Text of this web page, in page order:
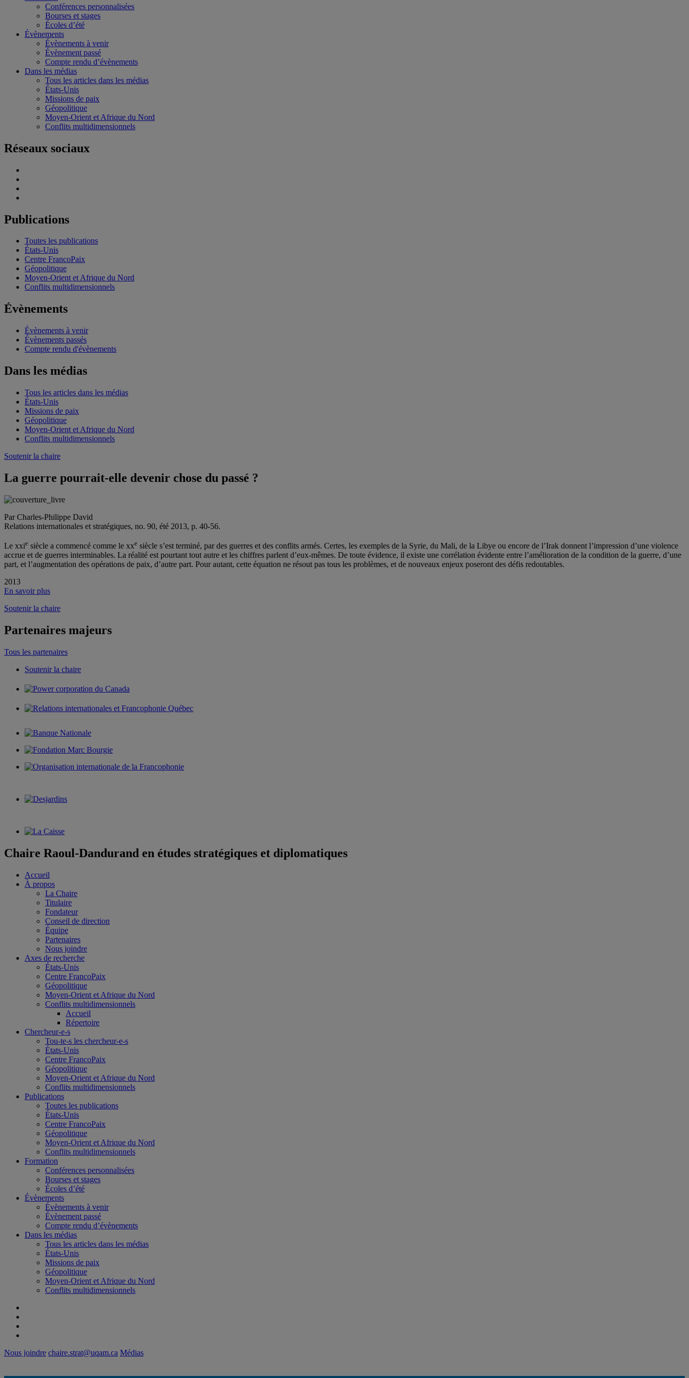
Conférences personnalisées
Bourses et stages
Écoles d’été
Évènements
Évènements à venir
Évènement passé
Compte rendu d’évènements
Dans les médias
Tous les articles dans les médias
États-Unis
Missions de paix
Géopolitique
Moyen-Orient et Afrique du Nord
Conflits multidimensionnels
Réseaux sociaux
Publications
Toutes les publications
États-Unis
Centre FrancoPaix
Géopolitique
Moyen-Orient et Afrique du Nord
Conflits multidimensionnels
Évènements
Évènements à venir
Évènements passés
Compte rendu d'évènements
Dans les médias
Tous les articles dans les médias
États-Unis
Missions de paix
Géopolitique
Moyen-Orient et Afrique du Nord
Conflits multidimensionnels
Soutenir la chaire
La guerre pourrait-elle devenir chose du passé ?
Par Charles-Philippe David
Relations internationales et stratégiques, no. 90, été 2013, p. 40-56.
Le xxie siècle a commencé comme le xxe siècle s’est terminé, par des guerres et des conflits armés. Certes, les exemples de la Syrie, du Mali, de la Libye ou encore de l’Irak donnent l’impression d’une violence
accrue et de guerres interminables. La réalité est pourtant tout autre et les chiffres parlent d’eux-mêmes. De toute évidence, il existe une corrélation évidente entre l’amélioration de la condition de la guerre, d’une
part, et l’augmentation des opérations de paix, d’autre part. Pour autant, cette équation ne résout pas tous les problèmes, et de nouveaux enjeux poseront des défis redoutables.
2013
En savoir plus
Soutenir la chaire
Partenaires majeurs
Tous les partenaires
Soutenir la chaire
Chaire Raoul-Dandurand en études stratégiques et diplomatiques
Accueil
À propos
La Chaire
Titulaire
Fondateur
Conseil de direction
Équipe
Partenaires
Nous joindre
Axes de recherche
États-Unis
Centre FrancoPaix
Géopolitique
Moyen-Orient et Afrique du Nord
Conflits multidimensionnels
Accueil
Répertoire
Chercheur-e-s
Tou-te-s les chercheur-e-s
États-Unis
Centre FrancoPaix
Géopolitique
Moyen-Orient et Afrique du Nord
Conflits multidimensionnels
Publications
Toutes les publications
États-Unis
Centre FrancoPaix
Géopolitique
Moyen-Orient et Afrique du Nord
Conflits multidimensionnels
Formation
Conférences personnalisées
Bourses et stages
Écoles d’été
Évènements
Évènements à venir
Évènement passé
Compte rendu d’évènements
Dans les médias
Tous les articles dans les médias
États-Unis
Missions de paix
Géopolitique
Moyen-Orient et Afrique du Nord
Conflits multidimensionnels
Nous joindre chaire.strat@uqam.ca Médias